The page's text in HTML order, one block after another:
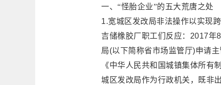
一、“怪胎企业”的五大荒唐之处
1.宽城区发改局非法操作以实现
吉储橡胶厂职工们反应：2017年
局(以下简称省市场监管厅)申请
《中华人民共和国城镇集体所有
城区发改局作为行政机关，既非